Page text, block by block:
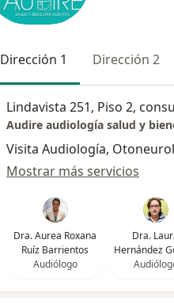
Dirección 1 Dirección 2
Audire audiología salud y
Mostrar más servicios
Dra. Aurea Roxana
Ruíz Barrientos
Audiólogo
Dra.
Hernández